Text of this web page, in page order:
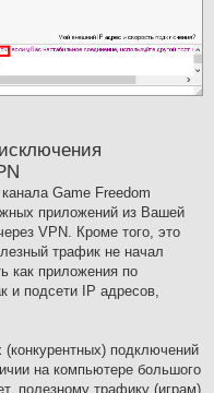
Game Freedom
приложений из Вашей
VPN. Кроме того, это
трафик не начал
как приложения по
и подсети IP адресов,
подключений
на компьютере большого
полезному трафику (играм)